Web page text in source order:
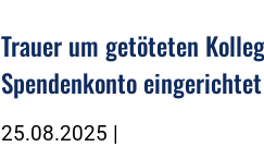
Trauer um getöteten
Spendenkonto eingerichtet
25.08.2025 |